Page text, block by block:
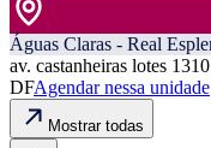
Águas Claras - Real
av. castanheiras lotes
DFAgendar nessa unidade
Mostrar todas